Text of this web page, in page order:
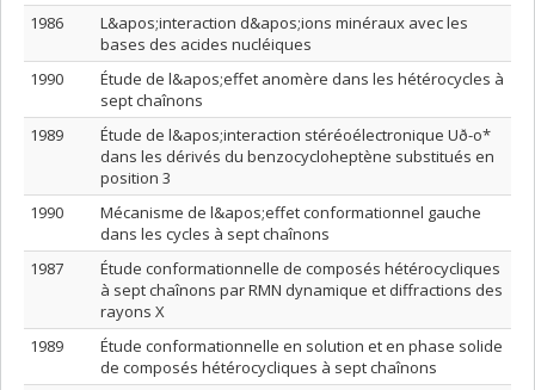
1986
L&apos;interaction d&apos;ions minéraux avec les
bases des acides nucléiques
1990
Étude de l&apos;effet anomère dans les hétérocycles à
sept chaînons
1989
Étude de l&apos;interaction stéréoélectronique Uð-o*
dans les dérivés du benzocycloheptène substitués en
position 3
1990
Mécanisme de l&apos;effet conformationnel gauche
dans les cycles à sept chaînons
1987
Étude conformationnelle de composés hétérocycliques
à sept chaînons par RMN dynamique et diffractions des
rayons X
1989
Étude conformationnelle en solution et en phase solide
de composés hétérocycliques à sept chaînons